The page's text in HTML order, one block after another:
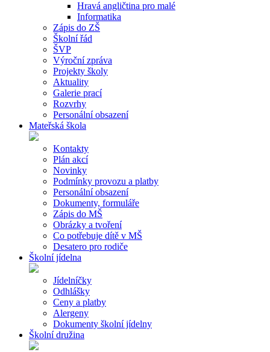
Hravá angličtina pro malé
Informatika
Zápis do ZŠ
Školní řád
ŠVP
Výroční zpráva
Projekty školy
Aktuality
Galerie prací
Rozvrhy
Personální obsazení
Mateřská škola
Kontakty
Plán akcí
Novinky
Podmínky provozu a platby
Personální obsazení
Dokumenty, formuláře
Zápis do MŠ
Obrázky a tvoření
Co potřebuje dítě v MŠ
Desatero pro rodiče
Školní jídelna
Jídelníčky
Odhlášky
Ceny a platby
Alergeny
Dokumenty školní jídelny
Školní družina